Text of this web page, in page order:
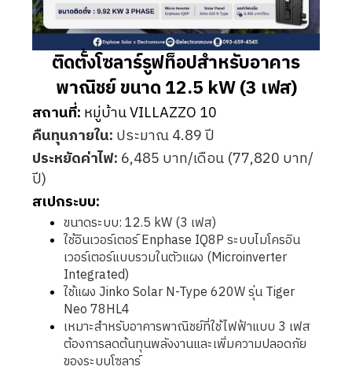
ติดตั้งโซลาร์รูฟท็อปสำหรับอาคาร
พาณิชย์ ขนาด 12.5 kW (3 เฟส)
สถานที่: หมู่บ้าน VILLAZZO 10
คืนทุนภายใน: ประมาณ 4.89 ปี
ประหยัดค่าไฟ: 6,485 บาท/เดือน (77,820 บาท/
ปี)
สเปกระบบ:
ขนาดระบบ: 12.5 kW (3 เฟส)
ใช้อินเวอร์เตอร์ Enphase IQ8P ระบบไมโครอิน
เวอร์เตอร์แบบรวมในตัวแผง (Microinverter
Integrated)
ใช้แผง Jinko Solar N-Type 620W รุ่น Tiger
Neo 78HL4
เหมาะสำหรับอาคารพาณิชย์ที่ใช้ไฟฟ้าแบบ 3 เฟส
ต้องการลดต้นทุนพลังงานและเพิ่มความปลอดภัย
ของระบบโซลาร์